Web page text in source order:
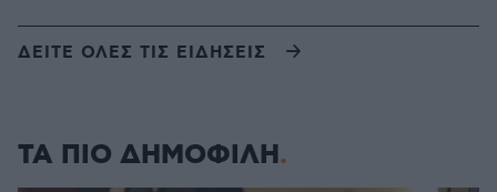
ΔΕΙΤΕ ΟΛΕΣ ΤΙΣ ΕΙΔΗΣΕΙΣ
ΤΑ ΠΙΟ ΔΗΜΟΦΙΛΗ